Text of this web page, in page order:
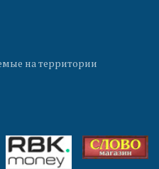
на территории